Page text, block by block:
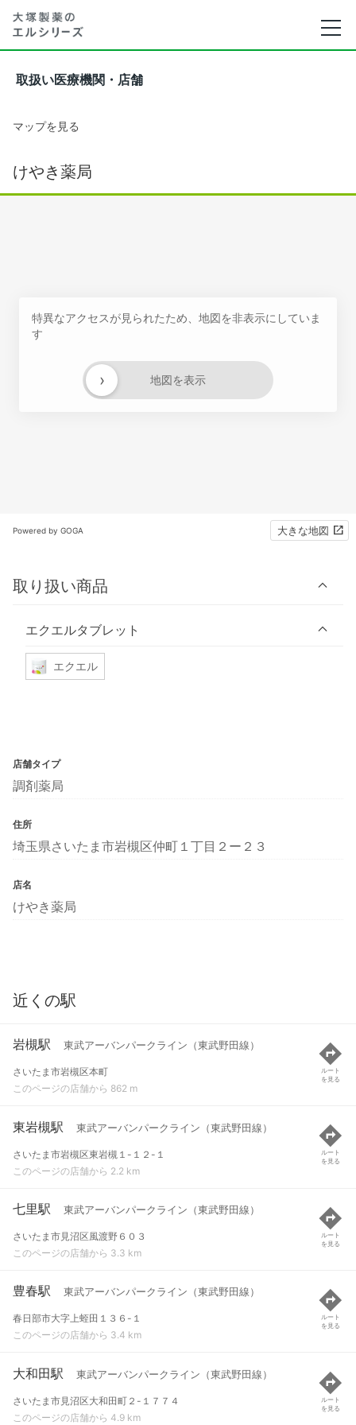
取扱い医療機関・店舗
マップを見る
けやき薬局
特異なアクセスが見られたため、地図を非表示にしていま
す
地図を表示
›
Powered by GOGA 大きな地図
取り扱い商品
エクエルタブレット
エクエル
店舗タイプ
調剤薬局
住所
埼玉県さいたま市岩槻区仲町１丁目２ー２３
店名
けやき薬局
近くの駅
岩槻駅 東武アーバンパークライン（東武野田線）
さいたま市岩槻区本町
このページの店舗から 862 m
ルート
を見る
東岩槻駅 東武アーバンパークライン（東武野田線）
さいたま市岩槻区東岩槻１-１２-１
このページの店舗から 2.2 km
ルート
を見る
七里駅 東武アーバンパークライン（東武野田線）
さいたま市見沼区風渡野６０３
このページの店舗から 3.3 km
ルート
を見る
豊春駅 東武アーバンパークライン（東武野田線）
春日部市大字上蛭田１３６-１
このページの店舗から 3.4 km
ルート
を見る
大和田駅 東武アーバンパークライン（東武野田線）
さいたま市見沼区大和田町２-１７７４
このページの店舗から 4.9 km
ルート
を見る